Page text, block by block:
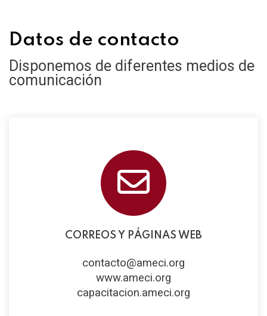
Datos de contacto
Disponemos de diferentes medios de
comunicación
CORREOS Y PÁGINAS WEB
contacto@ameci.org
www.ameci.org
capacitacion.ameci.org